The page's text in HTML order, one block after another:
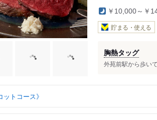
￥10,000～￥
貯まる・使える
胸熱タッグ
外苑前駅から歩い
ットコース》